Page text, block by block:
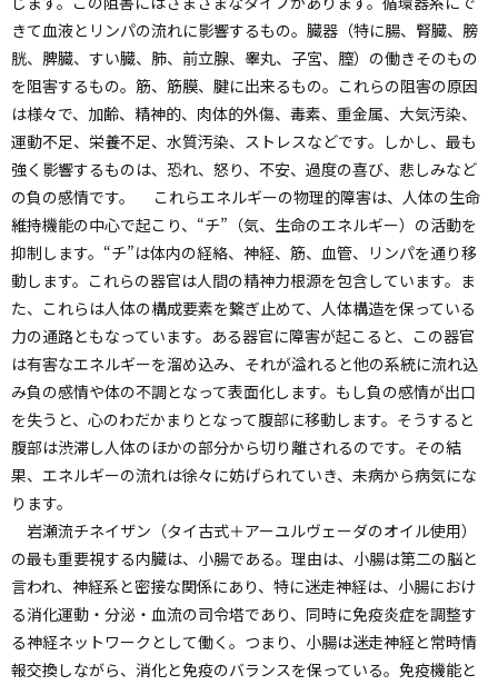
きて血液とリンパの流れに影響するもの。臓器（特に腸、腎臓、膀
胱、脾臓、すい臓、肺、前立腺、睾丸、子宮、膣）の働きそのもの
を阻害するもの。筋、筋膜、腱に出来るもの。これらの阻害の原因
は様々で、加齢、精神的、肉体的外傷、毒素、重金属、大気汚染、
運動不足、栄養不足、水質汚染、ストレスなどです。しかし、最も
強く影響するものは、恐れ、怒り、不安、過度の喜び、悲しみなど
の負の感情です。 これらエネルギーの物理的障害は、人体の生命
維持機能の中心で起こり、“チ”（気、生命のエネルギー）の活動を
抑制します。“チ”は体内の経絡、神経、筋、血管、リンパを通り移
動します。これらの器官は人間の精神力根源を包含しています。ま
た、これらは人体の構成要素を繋ぎ止めて、人体構造を保っている
力の通路ともなっています。ある器官に障害が起こると、この器官
は有害なエネルギーを溜め込み、それが溢れると他の系統に流れ込
み負の感情や体の不調となって表面化します。もし負の感情が出口
を失うと、心のわだかまりとなって腹部に移動します。そうすると
腹部は渋滞し人体のほかの部分から切り離されるのです。その結
果、エネルギーの流れは徐々に妨げられていき、未病から病気にな
ります。
岩瀬流チネイザン（タイ古式＋アーユルヴェーダのオイル使用）
の最も重要視する内臓は、小腸である。理由は、小腸は第二の脳と
言われ、神経系と密接な関係にあり、特に迷走神経は、小腸におけ
る消化運動・分泌・血流の司令塔であり、同時に免疫炎症を調整す
る神経ネットワークとして働く。つまり、小腸は迷走神経と常時情
報交換しながら、消化と免疫のバランスを保っている。免疫機能と